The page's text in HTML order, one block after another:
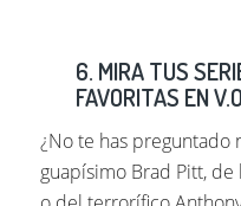
6. MIRA TUS
FAVORITAS EN
¿No te has preguntado
guapísimo Brad Pitt, de